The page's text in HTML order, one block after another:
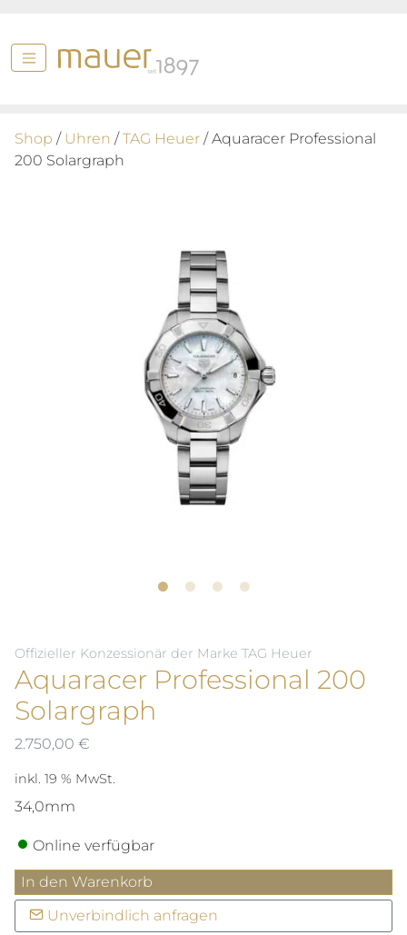
Shop / Uhren /TAG Heuer / Aquaracer Professional
200 Solargraph
Offizieller Konzessionär der Marke TAG Heuer
Aquaracer Professional 200
Solargraph
2.750,00 €
inkl. 19 % MwSt.
34,0mm
Online verfügbar
Aquaracer
Professional
200
In den Warenkorb
Unverbindlich anfragen